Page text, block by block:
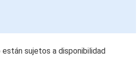
sujetos a disponibilidad